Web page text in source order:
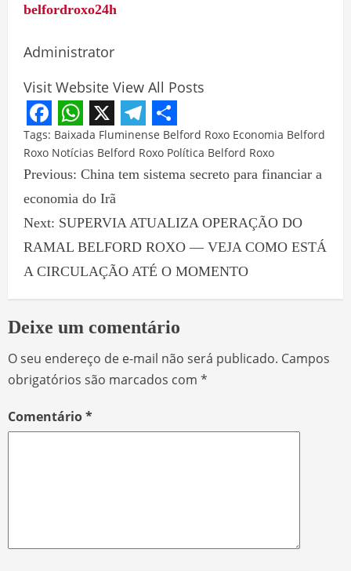
belfordroxo24h
Administrator
Visit Website View All Posts
Facebook
WhatsApp
X Telegram
Share
Tags: Baixada Fluminense Belford Roxo Economia Belford
Roxo Notícias Belford Roxo Política Belford Roxo
Previous: China tem sistema secreto para financiar a
economia do Irã
Next: SUPERVIA ATUALIZA OPERAÇÃO DO
RAMAL BELFORD ROXO — VEJA COMO ESTÁ
A CIRCULAÇÃO ATÉ O MOMENTO
Deixe um comentário
O seu endereço de e-mail não será publicado. Campos
obrigatórios são marcados com *
Comentário*